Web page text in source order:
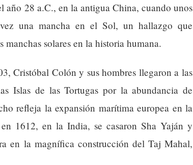
año 28 a.C., en la antigua China, cuando unos
una mancha en el Sol, un hallazgo que
solares en la historia humana.
Cristóbal Colón y sus hombres llegaron a las
Islas de las Tortugas por la abundancia de
refleja la expansión marítima europea en la
1612, en la India, se casaron Sha Yaján y
en la magnífica construcción del Taj Mahal,